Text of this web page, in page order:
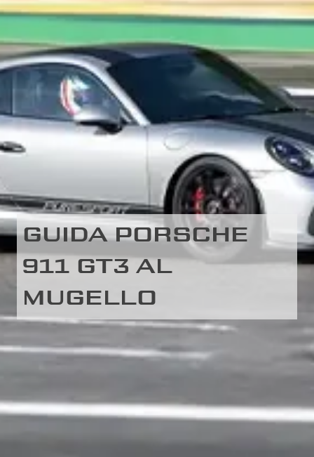
GUIDA PORSCHE
911 GT3 AL
MUGELLO